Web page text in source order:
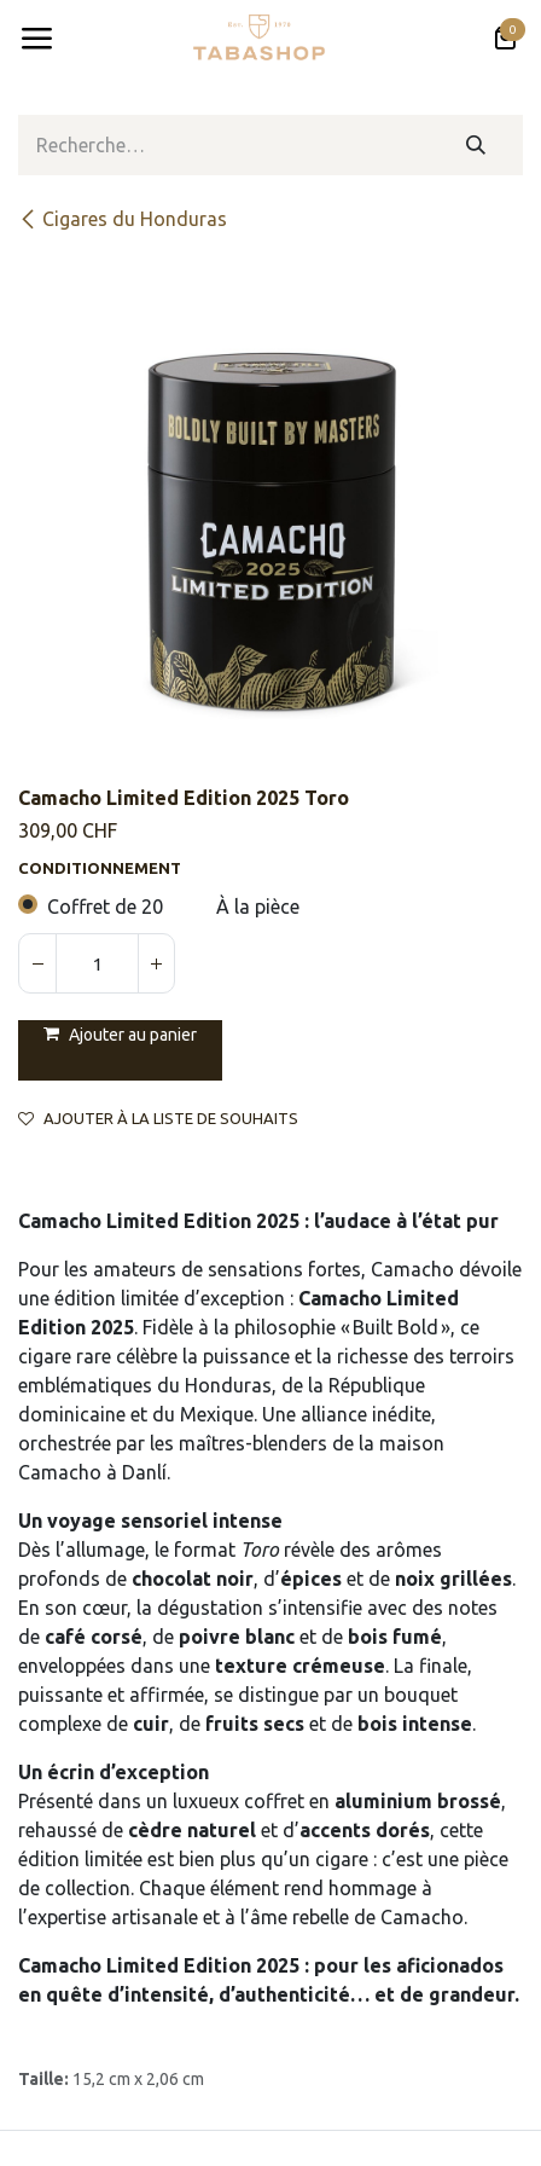
0
​​​Cigares du Honduras
Camacho Limited Edition 2025 Toro
309,00 CHF
CONDITIONNEMENT
Coffret de 20 À la pièce
Ajouter au panier
AJOUTER À LA LISTE DE SOUHAITS
Camacho Limited Edition 2025 : l’audace à l’état pur
Pour les amateurs de sensations fortes, Camacho dévoile
une édition limitée d’exception : Camacho Limited
Edition 2025. Fidèle à la philosophie « Built Bold », ce
cigare rare célèbre la puissance et la richesse des terroirs
emblématiques du Honduras, de la République
dominicaine et du Mexique. Une alliance inédite,
orchestrée par les maîtres-blenders de la maison
Camacho à Danlí.
Un voyage sensoriel intense
Dès l’allumage, le format Tororévèle des arômes
profonds de chocolat noir, d’épices et de noix grillées.
En son cœur, la dégustation s’intensifie avec des notes
de café corsé, de poivre blanc et de bois fumé,
enveloppées dans une texture crémeuse. La finale,
puissante et affirmée, se distingue par un bouquet
complexe de cuir, de fruits secs et de bois intense.
Un écrin d’exception
Présenté dans un luxueux coffret en aluminium brossé,
rehaussé de cèdre naturel et d’accents dorés, cette
édition limitée est bien plus qu’un cigare : c’est une pièce
de collection. Chaque élément rend hommage à
l’expertise artisanale et à l’âme rebelle de Camacho.
Camacho Limited Edition 2025 : pour les aficionados
en quête d’intensité, d’authenticité… et de grandeur.
Taille: 15,2 cm x 2,06 cm